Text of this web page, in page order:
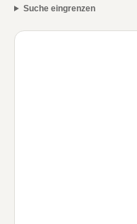
Suche eingrenzen